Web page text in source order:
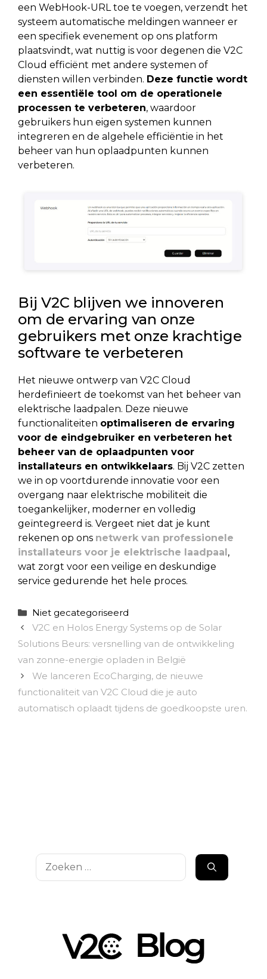
een WebHook-URL toe te voegen, verzendt het
systeem automatische meldingen wanneer er
een specifiek evenement op ons platform
plaatsvindt, wat nuttig is voor degenen die V2C
Cloud efficiënt met andere systemen of
diensten willen verbinden. Deze functie wordt
een essentiële tool om de operationele
processen te verbeteren, waardoor
gebruikers hun eigen systemen kunnen
integreren en de algehele efficiëntie in het
beheer van hun oplaadpunten kunnen
verbeteren.
Bij V2C blijven we innoveren
om de ervaring van onze
gebruikers met onze krachtige
software te verbeteren
Het nieuwe ontwerp van V2C Cloud
herdefinieert de toekomst van het beheer van
elektrische laadpalen. Deze nieuwe
functionaliteiten optimaliseren de ervaring
voor de eindgebruiker en verbeteren het
beheer van de oplaadpunten voor
installateurs en ontwikkelaars. Bij V2C zetten
we in op voortdurende innovatie voor een
overgang naar elektrische mobiliteit die
toegankelijker, moderner en volledig
geïntegreerd is. Vergeet niet dat je kunt
rekenen op ons netwerk van professionele
installateurs voor je elektrische laadpaal ,
wat zorgt voor een veilige en deskundige
service gedurende het hele proces.
Categorieën
Niet gecategoriseerd
V2C en Holos Energy Systems op de Solar
Solutions Beurs: versnelling van de ontwikkeling
van zonne-energie opladen in België
We lanceren EcoCharging, de nieuwe
functionaliteit van V2C Cloud die je auto
automatisch oplaadt tijdens de goedkoopste uren.
Zoek